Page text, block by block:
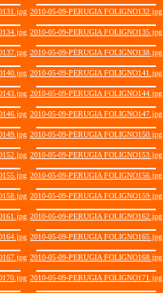
2010-05-09-PERUGIA FOLIGNO132.jpg
2010-05-09-PERUGIA FOLIGNO135.jpg
2010-05-09-PERUGIA FOLIGNO138.jpg
2010-05-09-PERUGIA FOLIGNO141.jpg
2010-05-09-PERUGIA FOLIGNO144.jpg
2010-05-09-PERUGIA FOLIGNO147.jpg
2010-05-09-PERUGIA FOLIGNO150.jpg
2010-05-09-PERUGIA FOLIGNO153.jpg
2010-05-09-PERUGIA FOLIGNO156.jpg
2010-05-09-PERUGIA FOLIGNO159.jpg
2010-05-09-PERUGIA FOLIGNO162.jpg
2010-05-09-PERUGIA FOLIGNO165.jpg
2010-05-09-PERUGIA FOLIGNO168.jpg
2010-05-09-PERUGIA FOLIGNO171.jpg